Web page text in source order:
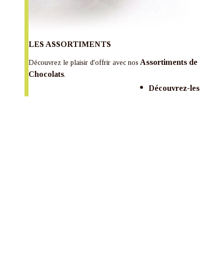
LES ASSORTIMENTS
Découvrez le plaisir d'offrir avec nos Assortiments de
Chocolats.
Découvrez-les